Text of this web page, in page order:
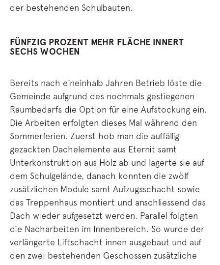
der bestehenden Schulbauten.
FÜNFZIG PROZENT MEHR FLÄCHE INNERT
SECHS WOCHEN
Bereits nach eineinhalb Jahren Betrieb löste die
Gemeinde aufgrund des nochmals gestiegenen
Raumbedarfs die Option für eine Aufstockung ein.
Die Arbeiten erfolgten dieses Mal während den
Sommerferien. Zuerst hob man die auffällig
gezackten Dachelemente aus Eternit samt
Unterkonstruktion aus Holz ab und lagerte sie auf
dem Schulgelände, danach konnten die zwölf
zusätzlichen Module samt Aufzugsschacht sowie
das Treppenhaus montiert und anschliessend das
Dach wieder aufgesetzt werden. Parallel folgten
die Nacharbeiten im Innenbereich. So wurde der
verlängerte Liftschacht innen ausgebaut und auf
den zwei bestehenden Geschossen zusätzliche